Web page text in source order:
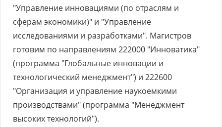
"Управление инновациями (по отраслям и
сферам экономики)" и "Управление
исследованиями и разработками". Магистров
готовим по направлениям 222000 "Инноватика"
(программа "Глобальные инновации и
технологический менеджмент") и 222600
"Организация и управление наукоемкими
производствами" (программа "Менеджмент
высоких технологий").